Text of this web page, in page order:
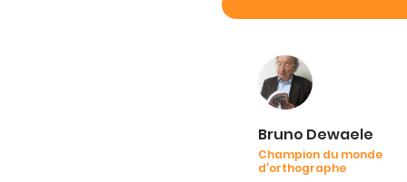
Bruno Dewaele
Champion du monde
d’orthographe